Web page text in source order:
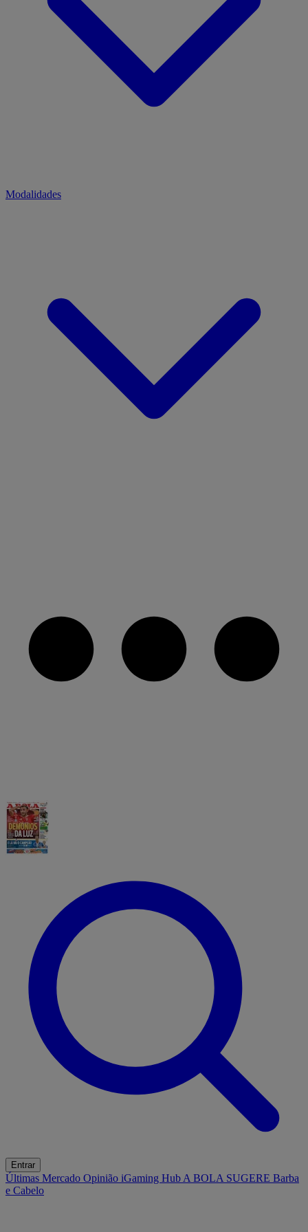
Modalidades
Entrar
Últimas Mercado Opinião iGaming Hub A BOLA SUGERE Barba
e Cabelo